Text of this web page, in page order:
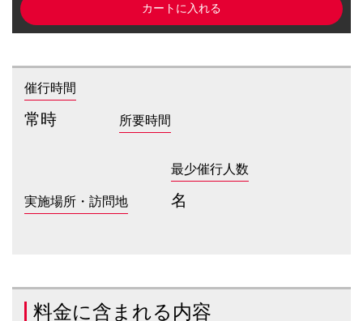
催行時間
常時 所要時間
実施場所・訪問地
最少催行人数
名
料金に含まれる内容